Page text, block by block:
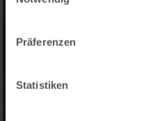
Präferenzen
Statistiken